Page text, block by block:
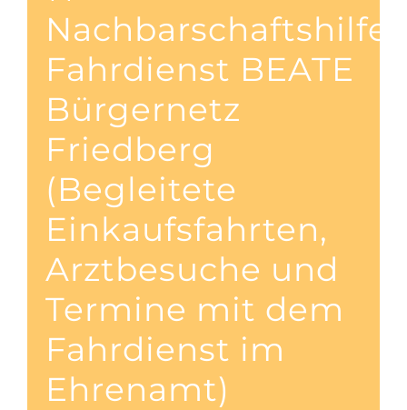
Nachbarschaftshilfe
Fahrdienst BEATE
Bürgernetz
Friedberg
(Begleitete
Einkaufsfahrten,
Arztbesuche und
Termine mit dem
Fahrdienst im
Ehrenamt)